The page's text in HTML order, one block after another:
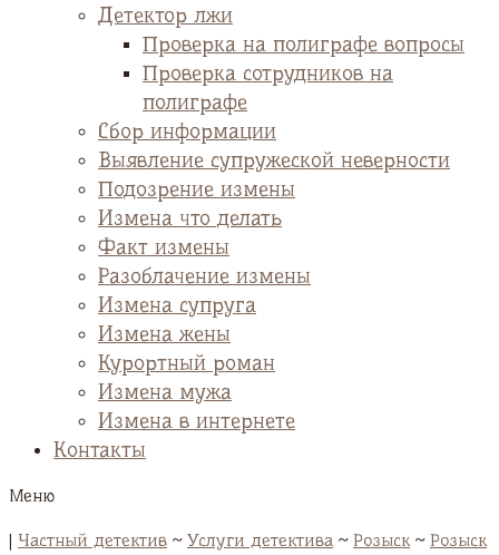
Детектор лжи
Проверка на полиграфе вопросы
Проверка сотрудников на
полиграфе
Сбор информации
Выявление супружеской неверности
Подозрение измены
Измена что делать
Факт измены
Разоблачение измены
Измена супруга
Измена жены
Курортный роман
Измена мужа
Измена в интернете
Контакты
Меню
| Частный детектив ~ Услуги детектива ~ Розыск~ Розыск